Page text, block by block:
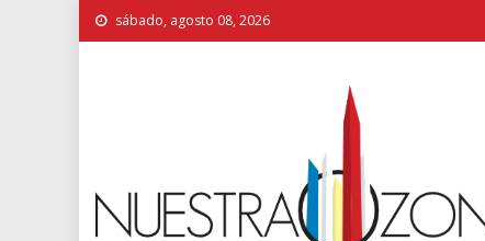
Skip
to
sábado, agosto 08, 2026